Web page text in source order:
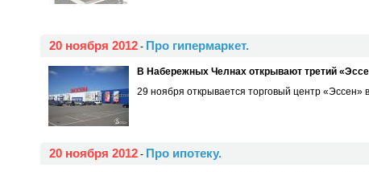
20 ноября 2012 - Про гипермаркет.
В Набережных Челнах открывают третий
29 ноября открывается торговый центр
20 ноября 2012 - Про ипотеку.